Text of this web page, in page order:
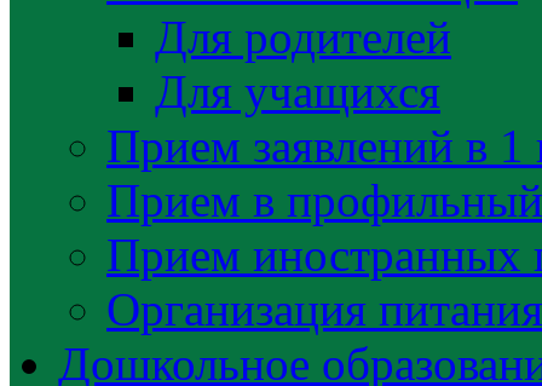
Для родителей
Для учащихся
Прием заявлений в 1
Прием в
Прием иностранных
Организация
Дошкольное